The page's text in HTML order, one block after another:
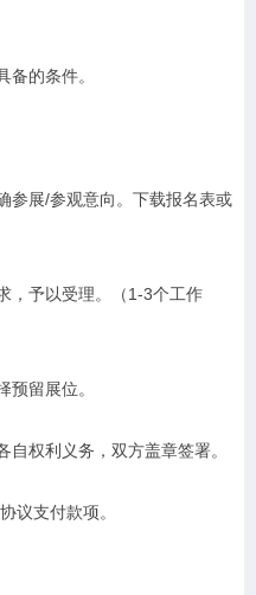
的条件。
参展/参观意向。下载报名表或
，予以受理。（1-3个工作
留展位。
权利义务，双方盖章签署。
议支付款项。